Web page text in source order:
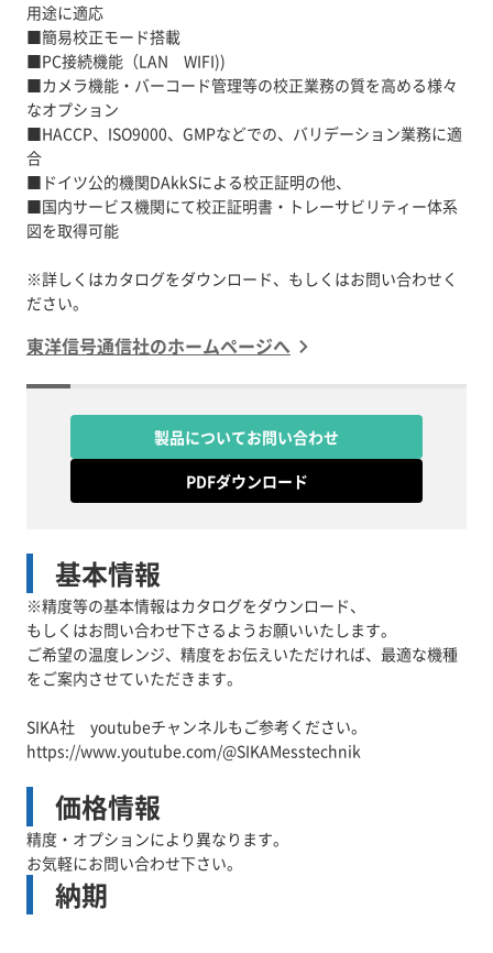
用途に適応
■簡易校正モード搭載
■PC接続機能（LAN WIFI))
■カメラ機能・バーコード管理等の校正業務の質を高める様々
なオプション
■HACCP、ISO9000、GMPなどでの、バリデーション業務に適
合
■ドイツ公的機関DAkkSによる校正証明の他、
■国内サービス機関にて校正証明書・トレーサビリティー体系
図を取得可能
※詳しくはカタログをダウンロード、もしくはお問い合わせく
ださい。
東洋信号通信社のホームページへ
製品についてお問い合わせ
PDFダウンロード
基本情報
※精度等の基本情報はカタログをダウンロード、
もしくはお問い合わせ下さるようお願いいたします。
ご希望の温度レンジ、精度をお伝えいただければ、最適な機種
をご案内させていただきます。
SIKA社 youtubeチャンネルもご参考ください。
https://www.youtube.com/@SIKAMesstechnik
価格情報
精度・オプションにより異なります。
お気軽にお問い合わせ下さい。
納期